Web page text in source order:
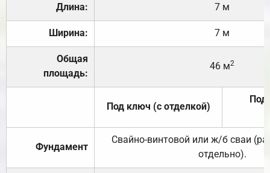
Длина: 7 м
Ширина: 7 м
Общая
площадь:
46 м2
Под ключ (с отделкой)
Под
Фундамент
Свайно-винтовой или ж/б сваи
отдельно).